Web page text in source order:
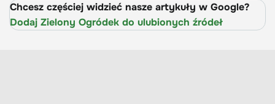
Chcesz częściej widzieć nasze artykuły w Google?
Dodaj Zielony Ogródek do ulubionych źródeł